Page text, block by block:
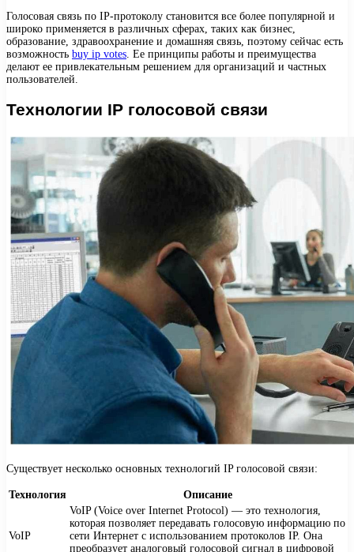
Голосовая связь по IP-протоколу становится все более популярной и
широко применяется в различных сферах, таких как бизнес,
образование, здравоохранение и домашняя связь, поэтому сейчас есть
возможность buy ip votes. Ее принципы работы и преимущества
делают ее привлекательным решением для организаций и частных
пользователей.
Технологии IP голосовой связи
Существует несколько основных технологий IP голосовой связи:
Технология Описание
VoIP
VoIP (Voice over Internet Protocol) — это технология,
которая позволяет передавать голосовую информацию по
сети Интернет с использованием протоколов IP. Она
преобразует аналоговый голосовой сигнал в цифровой